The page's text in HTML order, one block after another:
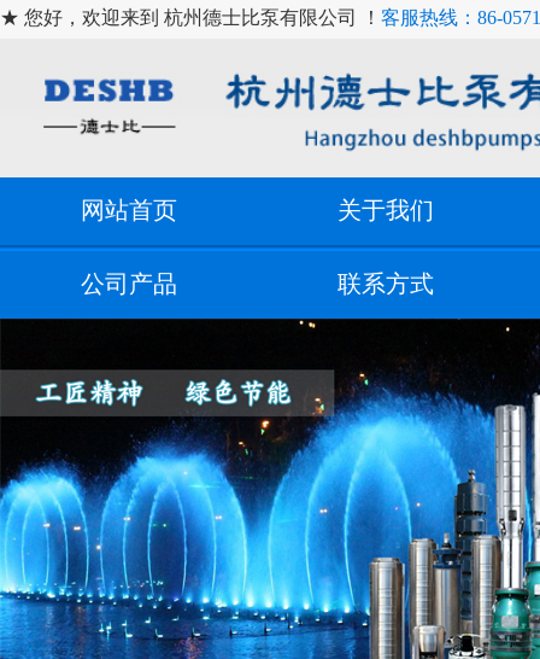
★ 您好，欢迎来到 杭州德士比泵有限公司 ！ 客服热线：86-
网站首页 关于我们
公司产品 联系方式